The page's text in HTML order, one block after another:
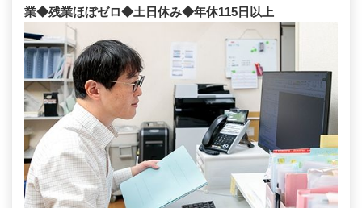
業◆残業ほぼゼロ◆土日休み◆年休115日以上